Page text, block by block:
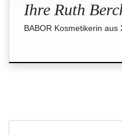
Ihre Ruth
BABOR Kosmetikerin aus